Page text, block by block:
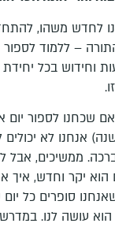
לחדש משהו,
– ללמוד לספור
וחידוש בכל
שכחנו לספור
אנחנו לא
ממשיכים, אבל
הוא יקר וחדש,
סופרים כל
עושה לנו.